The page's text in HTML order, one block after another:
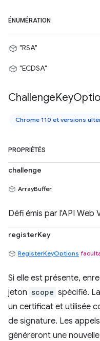
ÉNUMÉRATION
"RSA"
"ECDSA"
ChallengeKey
Chrome 110 et versions
PROPRIÉTÉS
challenge
ArrayBuffer
Défi émis par l'API Web
registerKey
RegisterKeyOptions
Si elle est présente,
jeton scope spécifié.
un certificat et utilisée
de signature. Les
généreront une